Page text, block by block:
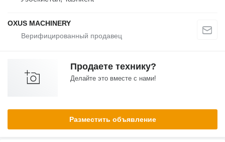
OXUS MACHINERY
Продаете технику?
Делайте это вместе с нами!
Разместить объявление